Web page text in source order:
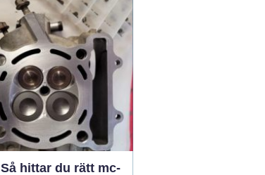
Trafikskola Borlänge
möter i dag många
alternativ, med a...
Så hittar du rätt mc-